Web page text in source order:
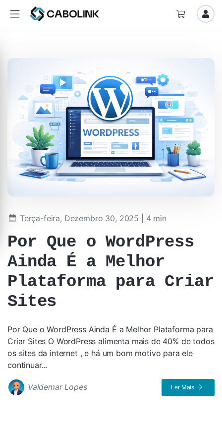
Terça-feira, Dezembro 30, 2025 | 4 min
Por Que o WordPress
Ainda É a Melhor
Plataforma para Criar
Sites
Por Que o WordPress Ainda É a Melhor Plataforma para
Criar Sites O WordPress alimenta mais de 40% de todos
os sites da internet , e há um bom motivo para ele
continuar...
Valdemar Lopes Ler Mais